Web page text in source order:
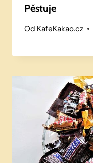
Pěstuje
Od KafeKakao.cz